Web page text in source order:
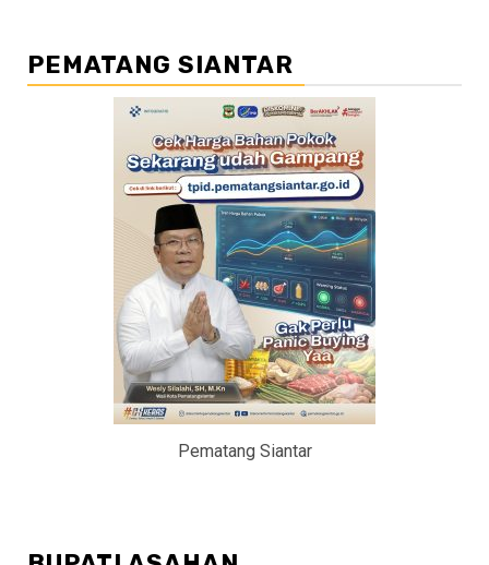
PEMATANG SIANTAR
Pematang Siantar